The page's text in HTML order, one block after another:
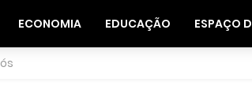
ECONOMIA EDUCAÇÃO ESPAÇO